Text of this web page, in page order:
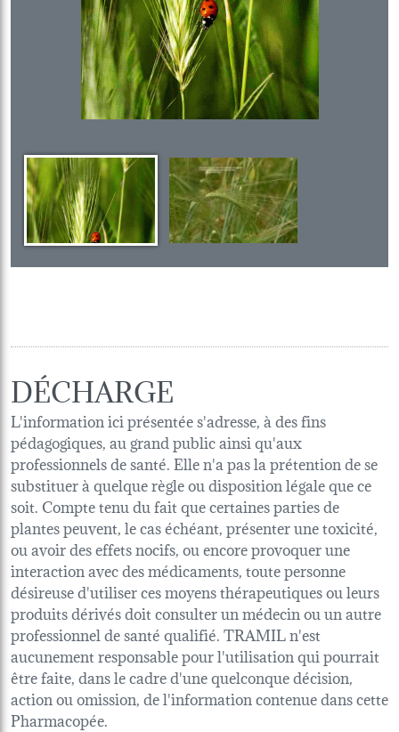
DÉCHARGE
L'information ici présentée s'adresse, à des fins
pédagogiques, au grand public ainsi qu'aux
professionnels de santé. Elle n'a pas la prétention de se
substituer à quelque règle ou disposition légale que ce
soit. Compte tenu du fait que certaines parties de
plantes peuvent, le cas échéant, présenter une toxicité,
ou avoir des effets nocifs, ou encore provoquer une
interaction avec des médicaments, toute personne
désireuse d'utiliser ces moyens thérapeutiques ou leurs
produits dérivés doit consulter un médecin ou un autre
professionnel de santé qualifié. TRAMIL n'est
aucunement responsable pour l'utilisation qui pourrait
être faite, dans le cadre d'une quelconque décision,
action ou omission, de l'information contenue dans cette
Pharmacopée.